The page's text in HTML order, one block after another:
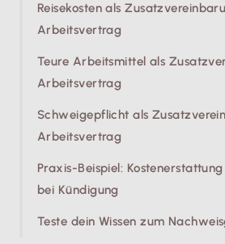
Reisekosten als
Arbeitsvertrag
Teure Arbeitsmittel als
Arbeitsvertrag
Schweigepflicht als
Arbeitsvertrag
Praxis-Beispiel:
bei Kündigung
Teste dein Wissen zum